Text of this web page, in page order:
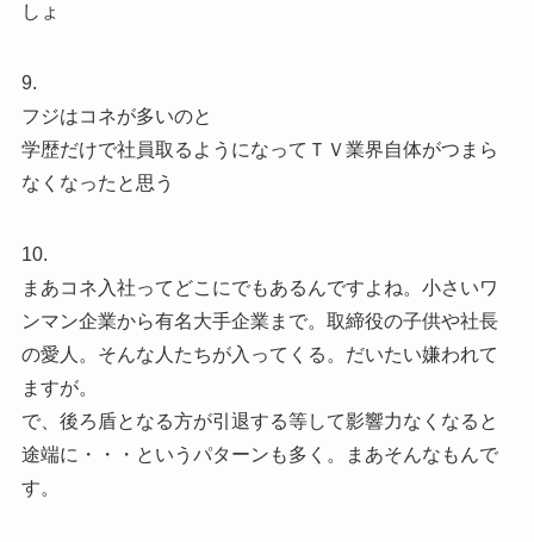
しょ
9.
フジはコネが多いのと
学歴だけで社員取るようになってＴＶ業界自体がつまら
なくなったと思う
10.
まあコネ入社ってどこにでもあるんですよね。小さいワ
ンマン企業から有名大手企業まで。取締役の子供や社長
の愛人。そんな人たちが入ってくる。だいたい嫌われて
ますが。
で、後ろ盾となる方が引退する等して影響力なくなると
途端に・・・というパターンも多く。まあそんなもんで
す。